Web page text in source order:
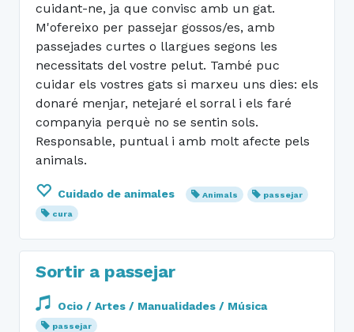
cuidant-ne, ja que convisc amb un gat.
M'ofereixo per passejar gossos/es, amb
passejades curtes o llargues segons les
necessitats del vostre pelut. També puc
cuidar els vostres gats si marxeu uns dies: els
donaré menjar, netejaré el sorral i els faré
companyia perquè no se sentin sols.
Responsable, puntual i amb molt afecte pels
animals.
Cuidado de animales Animals
passejar
cura
Sortir a passejar
Ocio / Artes / Manualidades / Música
passejar